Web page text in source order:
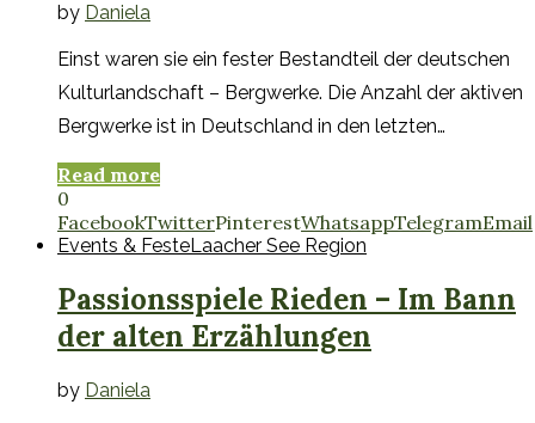
by Daniela
Einst waren sie ein fester Bestandteil der deutschen
Kulturlandschaft – Bergwerke. Die Anzahl der aktiven
Bergwerke ist in Deutschland in den letzten…
Read more
0
FacebookTwitterPinterestWhatsappTelegramEmail
Events & FesteLaacher See Region
Passionsspiele Rieden – Im Bann
der alten Erzählungen
by Daniela